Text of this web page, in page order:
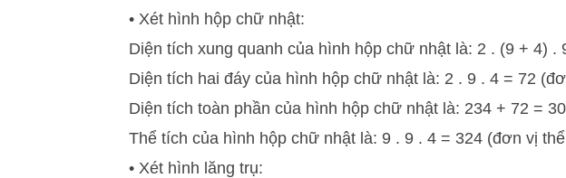
• Xét hình hộp chữ nhật:
Diện tích xung quanh của hình hộp chữ nhật là: 2 . (9 + 4) .
Diện tích hai đáy của hình hộp chữ nhật là: 2 . 9 . 4 = 72
Diện tích toàn phần của hình hộp chữ nhật là: 234 + 72 =
Thể tích của hình hộp chữ nhật là: 9 . 9 . 4 = 324 (đơn vị
• Xét hình lăng trụ: